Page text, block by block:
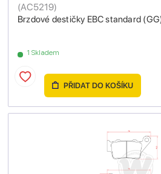
Brzdové destičky EBC standard
(AC5219)
1 Skladem
PŘIDAT DO KOŠÍKU